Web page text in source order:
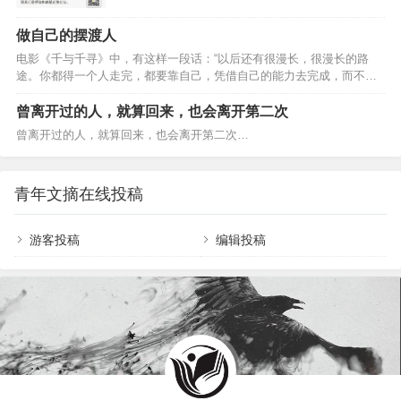
气爽，她对老公说：“天塌下来了，有我陪你，我那些包包，没用过的护
肤品，都可以卖了。家里的车，也可以卖了。你要像往常一样，穿好
西…
恋人没及时回复信息，就开始胡思乱想；遇到事情
需要选择时，就左右为难，纠结很长时间。 当你陷
入了这样的情绪之中，说明你正在经历精神内
耗。 心理学上对“内耗”的解释是： 过度的思虑。 焦
虑、犹豫、纠结、自责......这…
做自己的摆渡人
电影《千与千寻》中，有这样一段话：“以后还有很漫长，很漫长的路
途。你都得一个人走完，都要靠自己，凭借自己的能力去完成，而不是
依靠谁。” 诚然如此，人生路漫漫，任何人都不能陪你走完全程。 成长
这条路，注定是孤独的。 有些难言的悲痛，只能一个人去化解； 有些痛
哭的夜晚，只能一个人慢慢熬。 人生的解药，不在旁人，而全在自己。
成年的世界，各有各的苦 在网上看到这样一句话：“每个人都很不容易，
曾离开过的人，就算回来，也会离开第二次
曾离开过的人，就算回来，也会离开第二次…
青年文摘在线投稿
游客投稿 编辑投稿